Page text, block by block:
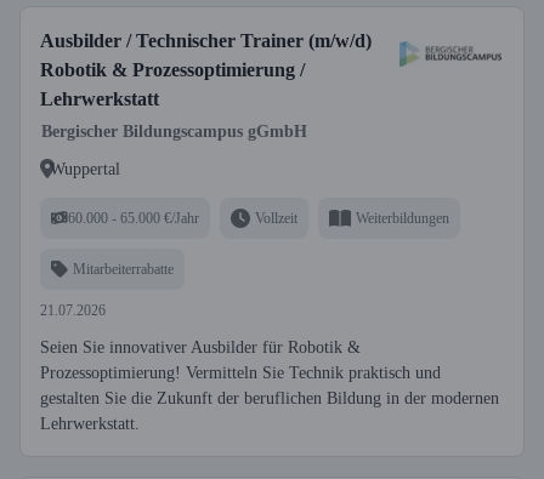
Ausbilder / Technischer Trainer (m/w/d)
Robotik & Prozessoptimierung /
Lehrwerkstatt
Bergischer Bildungscampus gGmbH
Wuppertal
60.000 - 65.000 €/Jahr Vollzeit Weiterbildungen
Mitarbeiterrabatte
21.07.2026
Seien Sie innovativer Ausbilder für Robotik &
Prozessoptimierung! Vermitteln Sie Technik praktisch und
gestalten Sie die Zukunft der beruflichen Bildung in der modernen
Lehrwerkstatt.